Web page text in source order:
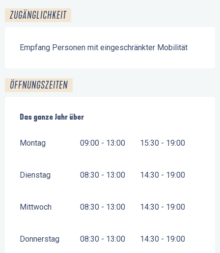
ZUGÄNGLICHKEIT
Empfang Personen mit eingeschränkter Mobilität
ÖFFNUNGSZEITEN
Das ganze Jahr über
Das ganze Jahr über
Montag 09:00 - 13:00 15:30 - 19:00
Dienstag 08:30 - 13:00 14:30 - 19:00
Mittwoch 08:30 - 13:00 14:30 - 19:00
Donnerstag 08:30 - 13:00 14:30 - 19:00